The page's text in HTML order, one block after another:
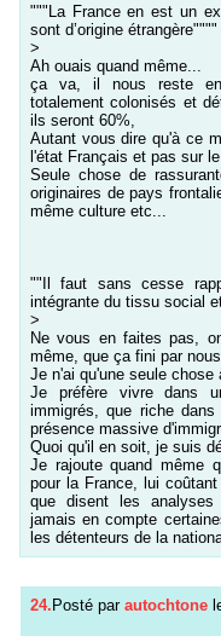
"""La France en est un
sont d’origine étrangère""""
>
Ah ouais quand même...
ça va, il nous reste
totalement colonisés et
ils seront 60%,
Autant vous dire qu'à ce
l'état Français et pas sur le
Seule chose de
originaires de pays
même culture etc...
""Il faut sans cesse
intégrante du tissu social
>
Ne vous en faites pas,
même, que ça fini par
Je n'ai qu'une seule chose
Je préfère vivre dans
immigrés, que riche
présence massive
Quoi qu'il en soit, je suis
Je rajoute quand même
pour la France, lui
que disent les analyses
jamais en compte
les détenteurs de la
24.Posté par autochtone